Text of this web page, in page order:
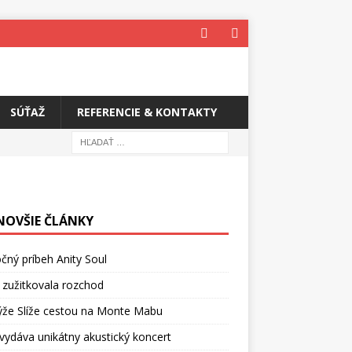
SÚŤAŽ REFERENCIE & KONTAKTY
ČLÁNKY
príbeh Anity Soul
zužitkovala rozchod
Slíže cestou na Monte Mabu
unikátny akustický koncert